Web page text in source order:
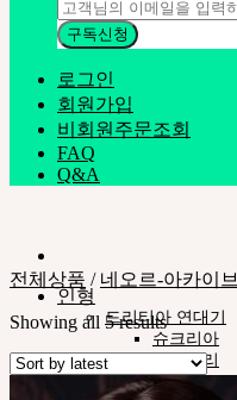
로그인
회원가입
비회원주문조회
FAQ
Q&A
인형
드리티아 연대기
슈크리아
플루모리
인형타입
전체상품 / 네오르-아카이브
Showing all 5 results